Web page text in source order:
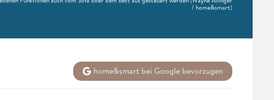
/ home&smart)
home&smart bei Google bevorzugen